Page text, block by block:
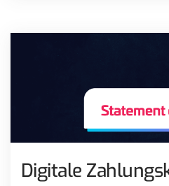
Digitale